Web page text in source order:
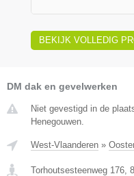
BEKIJK VOLLEDIG
DM dak en gevelwerken
Niet gevestigd in de
Henegouwen.
West-Vlaanderen »
Torhoutsesteenweg 176